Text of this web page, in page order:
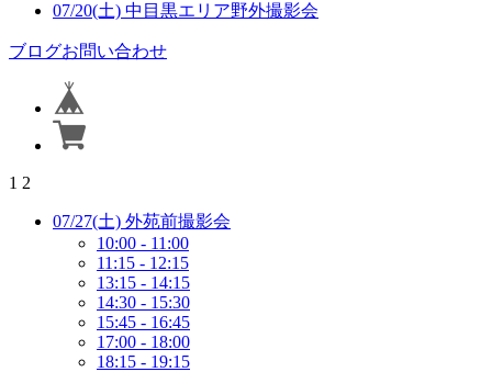
07/20(土) 中目黒エリア野外撮影会
ブログお問い合わせ
1 2
07/27(土) 外苑前撮影会
10:00 - 11:00
11:15 - 12:15
13:15 - 14:15
14:30 - 15:30
15:45 - 16:45
17:00 - 18:00
18:15 - 19:15